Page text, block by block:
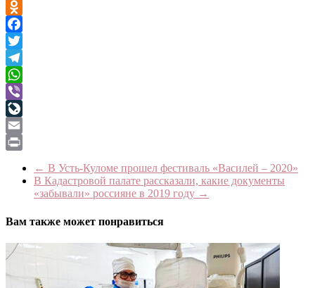
VK
Odnoklassniki
Facebook
Twitter
Telegram
WhatsApp
Viber
LiveJournal
Email
← В Усть-Куломе прошел фестиваль «Василей – 2020»
В Кадастровой палате рассказали, какие документы
«забывали» россияне в 2019 году →
Вам также может понравиться